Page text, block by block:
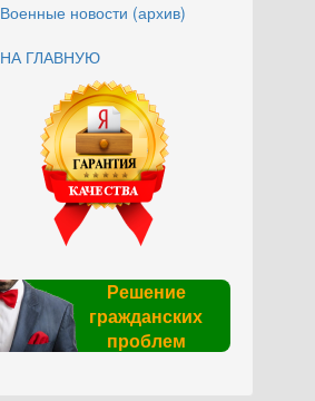
Военные новости (архив)
НА ГЛАВНУЮ
Решение
гражданских
проблем